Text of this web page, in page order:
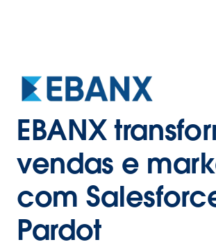
EBANX
vendas e
com
Pardot